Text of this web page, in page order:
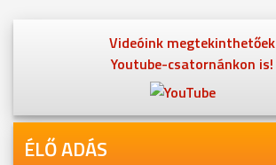
Videóink megtekinthetőek
Youtube-csatornánkon is!
ÉLŐ ADÁS